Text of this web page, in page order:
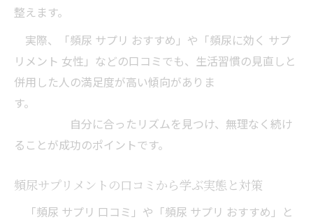
頻尿サプリメントが効きやすい生活習慣の
特徴
サプリメントと食生活のバランスで頻尿対
頻尿サプリメントと適度な運動の重要性
頻尿サプリメントと水分タイミングの見直
頻尿へ悩む方におすすめの実践的セルフケア方
法
整えます。
実際、「頻尿 サプリ おすすめ」や「頻尿に効く サプ
リメント 女性」などの口コミでも、生活習慣の見直しと
併用した人の満足度が高い傾向がありま
す。
自分に合ったリズムを見つけ、無理なく続け
ることが成功のポイントです。
頻尿サプリメントの口コミから学ぶ実態と対策
「頻尿 サプリ 口コミ」や「頻尿 サプリ おすすめ」と